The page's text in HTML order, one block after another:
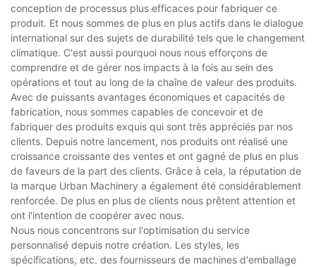
conception de processus plus efficaces pour fabriquer ce
produit. Et nous sommes de plus en plus actifs dans le dialogue
international sur des sujets de durabilité tels que le changement
climatique. C'est aussi pourquoi nous nous efforçons de
comprendre et de gérer nos impacts à la fois au sein des
opérations et tout au long de la chaîne de valeur des produits.
Avec de puissants avantages économiques et capacités de
fabrication, nous sommes capables de concevoir et de
fabriquer des produits exquis qui sont très appréciés par nos
clients. Depuis notre lancement, nos produits ont réalisé une
croissance croissante des ventes et ont gagné de plus en plus
de faveurs de la part des clients. Grâce à cela, la réputation de
la marque Urban Machinery a également été considérablement
renforcée. De plus en plus de clients nous prêtent attention et
ont l'intention de coopérer avec nous.
Nous nous concentrons sur l'optimisation du service
personnalisé depuis notre création. Les styles, les
spécifications, etc. des fournisseurs de machines d'emballage